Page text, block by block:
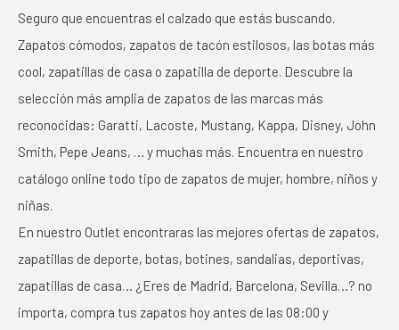
Seguro que encuentras el calzado que estás buscando.
Zapatos cómodos, zapatos de tacón estilosos, las botas más
cool, zapatillas de casa o zapatilla de deporte. Descubre la
selección más amplia de zapatos de las marcas más
reconocidas: Garatti, Lacoste, Mustang, Kappa, Disney, John
Smith, Pepe Jeans, … y muchas más. Encuentra en nuestro
catálogo online todo tipo de zapatos de mujer, hombre, niños y
niñas.
En nuestro Outlet encontraras las mejores ofertas de zapatos,
zapatillas de deporte, botas, botines, sandalias, deportivas,
zapatillas de casa… ¿Eres de Madrid, Barcelona, Sevilla…? no
importa, compra tus zapatos hoy antes de las 08:00 y